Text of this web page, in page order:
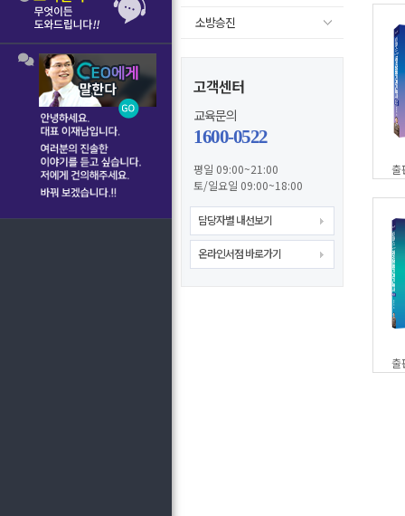
소방승진
고객센터
교육문의
1600-0522
평일 09:00~21:00
토/일요일 09:00~18:00
담당자별 내선보기
온라인서점 바로가기
출
출